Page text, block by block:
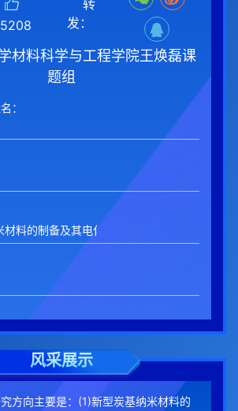
转
发：
材料科学与工程学院王焕磊课
题组
：
风采展示
方向主要是：(1)新型炭基纳米材料的